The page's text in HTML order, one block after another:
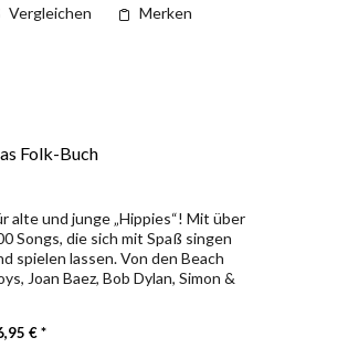
Vergleichen Merken
Folk-Buch
alte und junge „Hippies“! Mit über
Songs, die sich mit Spaß singen
spielen lassen. Von den Beach
Joan Baez, Bob Dylan, Simon &
€ *